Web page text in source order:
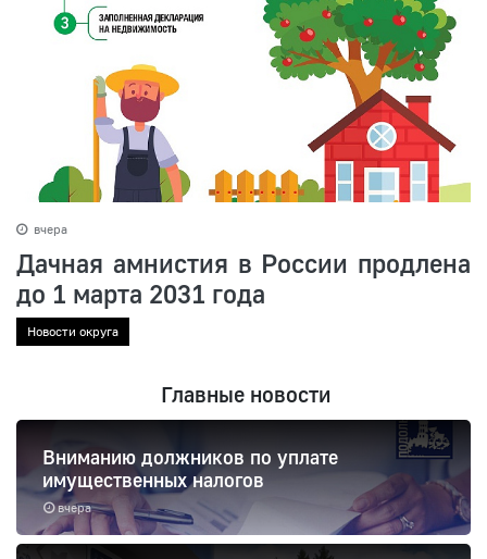
вчера
Дачная амнистия в России продлена
до 1 марта 2031 года
Новости округа
Главные новости
вчера
Вниманию должников по уплате
имущественных налогов